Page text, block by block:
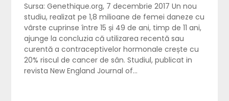
Sursa: Genethique.org, 7 decembrie 2017 Un nou
studiu, realizat pe 1,8 milioane de femei daneze cu
vârste cuprinse între 15 și 49 de ani, timp de 11 ani,
ajunge la concluzia că utilizarea recentă sau
curentă a contraceptivelor hormonale crește cu
20% riscul de cancer de sân. Studiul, publicat in
revista New England Journal of…